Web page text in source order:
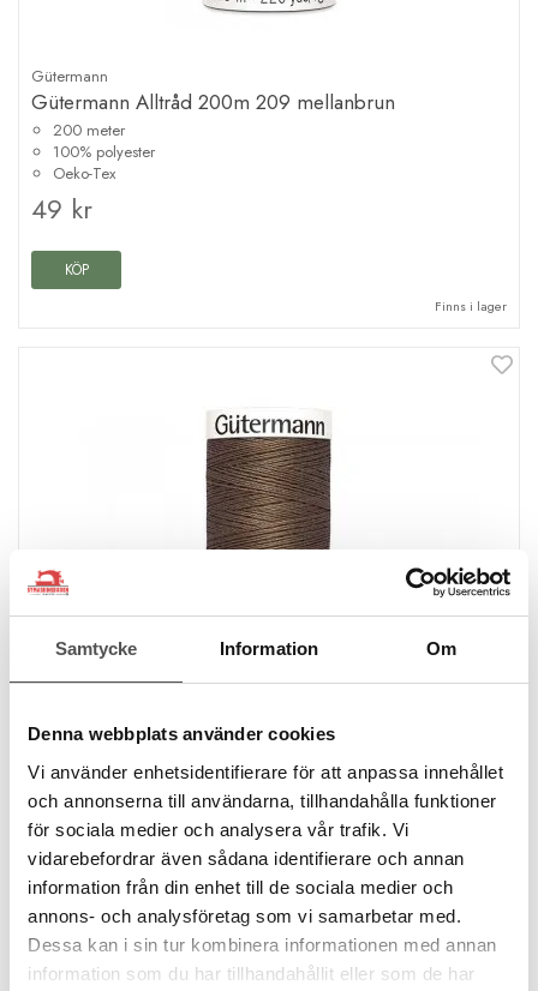
Samtycke Information Om
Denna webbplats använder cookies
Vi använder enhetsidentifierare för att anpassa innehållet
och annonserna till användarna, tillhandahålla funktioner
för sociala medier och analysera vår trafik. Vi
vidarebefordrar även sådana identifierare och annan
information från din enhet till de sociala medier och
annons- och analysföretag som vi samarbetar med.
Dessa kan i sin tur kombinera informationen med annan
information som du har tillhandahållit eller som de har
Gütermann
Gütermann Alltråd 200m 209 mellanbrun
200 meter
100% polyester
Oeko-Tex
49 kr
KÖP
Finns i lager
Gütermann
Gütermann Alltråd 200m 815 brun
200 meter
100% polyester
Oeko-Tex